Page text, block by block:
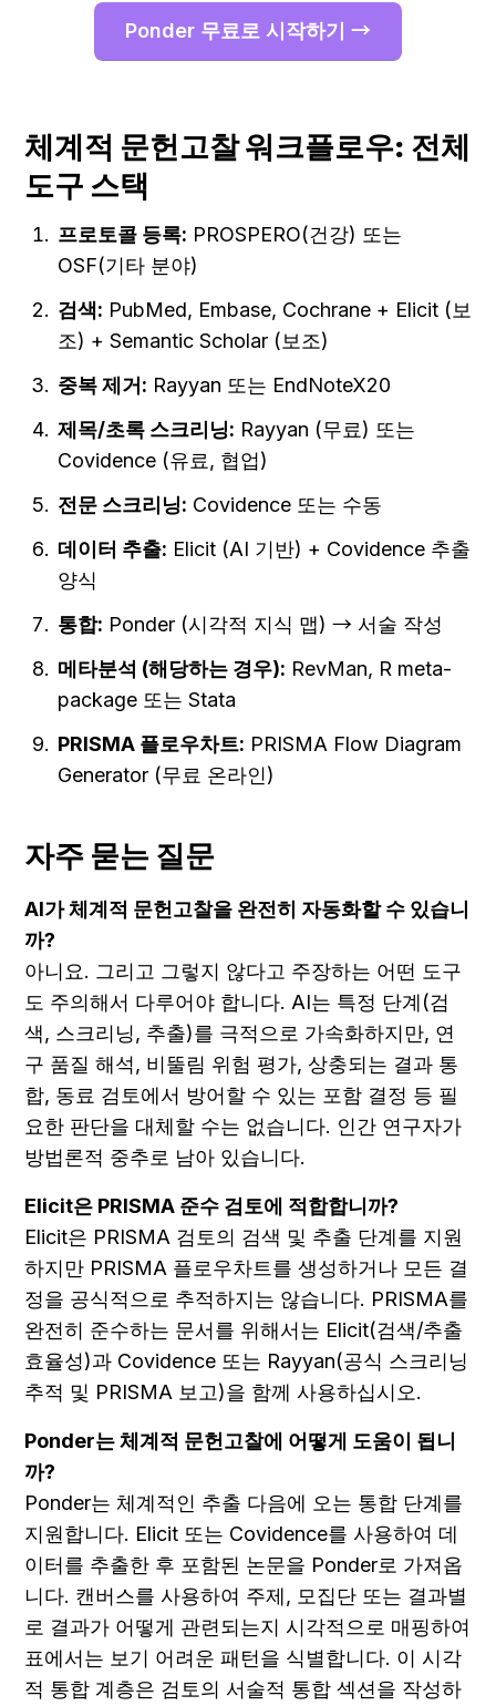
Ponder 무료로 시작하기 →
체계적 문헌고찰 워크플로우: 전체
도구 스택
프로토콜 등록: PROSPERO(건강) 또는
OSF(기타 분야)
검색: PubMed, Embase, Cochrane + Elicit (보
조) + Semantic Scholar (보조)
중복 제거: Rayyan 또는 EndNoteX20
제목/초록 스크리닝: Rayyan (무료) 또는
Covidence (유료, 협업)
전문 스크리닝: Covidence 또는 수동
데이터 추출: Elicit (AI 기반) + Covidence 추출
양식
통합: Ponder (시각적 지식 맵) → 서술 작성
메타분석 (해당하는 경우): RevMan, R meta-
package 또는 Stata
PRISMA 플로우차트: PRISMA Flow Diagram
Generator (무료 온라인)
자주 묻는 질문
AI가 체계적 문헌고찰을 완전히 자동화할 수 있습니
까?
아니요. 그리고 그렇지 않다고 주장하는 어떤 도구
도 주의해서 다루어야 합니다. AI는 특정 단계(검
색, 스크리닝, 추출)를 극적으로 가속화하지만, 연
구 품질 해석, 비뚤림 위험 평가, 상충되는 결과 통
합, 동료 검토에서 방어할 수 있는 포함 결정 등 필
요한 판단을 대체할 수는 없습니다. 인간 연구자가
방법론적 중추로 남아 있습니다.
Elicit은 PRISMA 준수 검토에 적합합니까?
Elicit은 PRISMA 검토의 검색 및 추출 단계를 지원
하지만 PRISMA 플로우차트를 생성하거나 모든 결
정을 공식적으로 추적하지는 않습니다. PRISMA를
완전히 준수하는 문서를 위해서는 Elicit(검색/추출
효율성)과 Covidence 또는 Rayyan(공식 스크리닝
추적 및 PRISMA 보고)을 함께 사용하십시오.
Ponder는 체계적 문헌고찰에 어떻게 도움이 됩니
까?
Ponder는 체계적인 추출 다음에 오는 통합 단계를
지원합니다. Elicit 또는 Covidence를 사용하여 데
이터를 추출한 후 포함된 논문을 Ponder로 가져옵
니다. 캔버스를 사용하여 주제, 모집단 또는 결과별
로 결과가 어떻게 관련되는지 시각적으로 매핑하여
표에서는 보기 어려운 패턴을 식별합니다. 이 시각
적 통합 계층은 검토의 서술적 통합 섹션을 작성하